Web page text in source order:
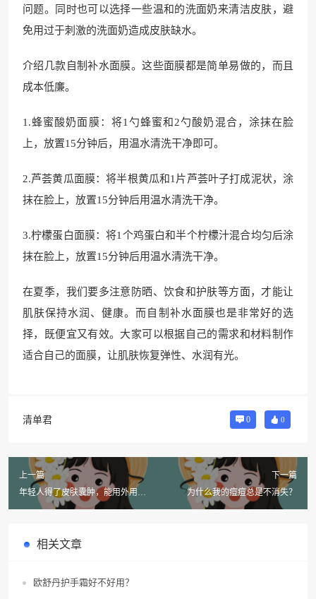
问题。同时也可以选择一些温和的洗面奶来清洁皮肤，避
免用过于刺激的洗面奶造成皮肤缺水。
介绍几款自制补水面膜。这些面膜都是简单易做的，而且
成本低廉。
1.蜂蜜酸奶面膜：将1勺蜂蜜和2勺酸奶混合，涂抹在脸
上，放置15分钟后，用温水清洗干净即可。
2.芦荟黄瓜面膜：将半根黄瓜和1片芦荟叶子打成泥状，涂
抹在脸上，放置15分钟后用温水清洗干净。
3.柠檬蛋白面膜：将1个鸡蛋白和半个柠檬汁混合均匀后涂
抹在脸上，放置15分钟后用温水清洗干净。
在夏季，我们要多注意防晒、饮食和护肤等方面，才能让
肌肤保持水润、健康。而自制补水面膜也是非常好的选
择，既便宜又有效。大家可以根据自己的需求和材料制作
适合自己的面膜，让肌肤恢复弹性、水润有光。
清单君 0 0
上一篇
年轻人得了皮肤囊肿，能用外用药
治疗吗？
下一篇
为什么我的痘痘总是不消失？
相关文章
欧舒丹护手霜好不好用？